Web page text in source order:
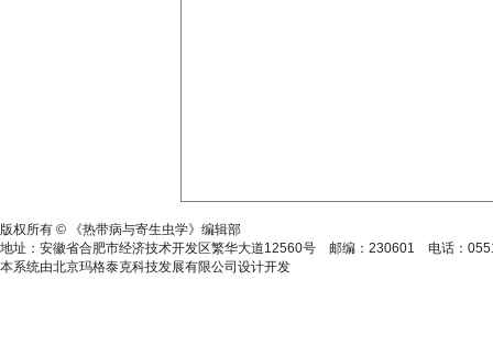
版权所有 © 《热带病与寄生虫学》编辑部
地址：安徽省合肥市经济技术开发区繁华大道12560号 邮编：230601 电话：
本系统由北京玛格泰克科技发展有限公司设计开发